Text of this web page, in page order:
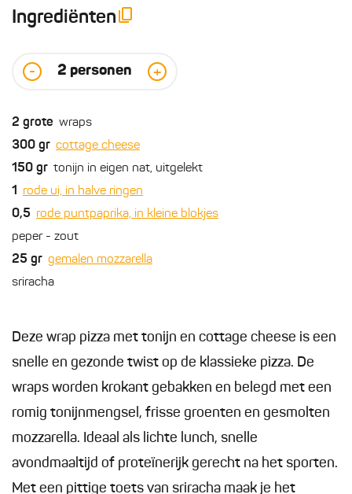
Ingrediënten
- 2 personen +
2 grote wraps
300 gr cottage cheese
150 gr tonijn in eigen nat, uitgelekt
1 rode ui, in halve ringen
0,5 rode puntpaprika, in kleine blokjes
peper - zout
25 gr gemalen mozzarella
sriracha
Deze wrap pizza met tonijn en cottage cheese is een
snelle en gezonde twist op de klassieke pizza. De
wraps worden krokant gebakken en belegd met een
romig tonijnmengsel, frisse groenten en gesmolten
mozzarella. Ideaal als lichte lunch, snelle
avondmaaltijd of proteïnerijk gerecht na het sporten.
Met een pittige toets van sriracha maak je het